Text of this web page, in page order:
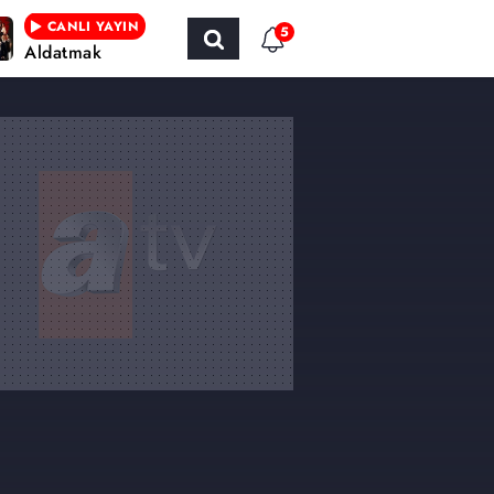
CANLI YAYIN
Aldatmak
5